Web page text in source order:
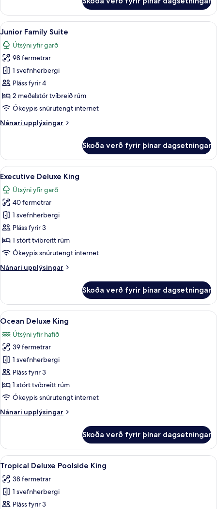
Deluxe
Poolside
Twin
Skoða
allar
myndir
fyrir
Junior
Family
Suite
Junior Family Suite | Míníbar,
11
Junior Family Suite
Útsýni yfir garð
98 fermetrar
1 svefnherbergi
Pláss fyrir 4
2 meðalstór tvíbreið rúm
Ókeypis snúrutengt internet
Nánari upplýsingar
Nánari
Family
Suite
Skoða verð fyrir þínar dagsetningar
Skoða
allar
myndir
fyrir
Executive
Deluxe
King
Executive Deluxe King | Míníbar,
12
Executive Deluxe King
Útsýni yfir garð
40 fermetrar
1 svefnherbergi
Pláss fyrir 3
1 stórt tvíbreitt rúm
Ókeypis snúrutengt internet
Nánari upplýsingar
Nánari
Deluxe
King
Skoða verð fyrir þínar dagsetningar
Skoða
allar
myndir
fyrir
Ocean
Deluxe
King
Ocean Deluxe King | Míníbar,
9
Ocean Deluxe King
Útsýni yfir hafið
39 fermetrar
1 svefnherbergi
Pláss fyrir 3
1 stórt tvíbreitt rúm
Ókeypis snúrutengt internet
Nánari upplýsingar
Nánari
Deluxe
King
Skoða verð fyrir þínar dagsetningar
Skoða
allar
myndir
fyrir
Tropical
Tropical Deluxe Poolside King |
12
Tropical Deluxe Poolside King
38 fermetrar
1 svefnherbergi
Pláss fyrir 3